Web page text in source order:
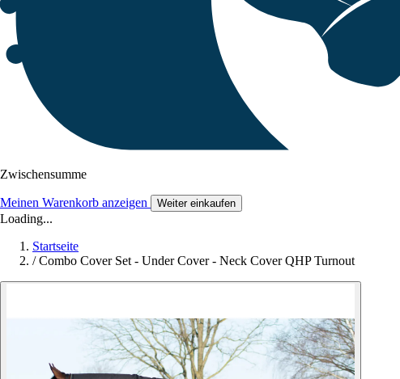
Zwischensumme
Meinen Warenkorb anzeigen Weiter einkaufen
Loading...
Startseite
/ Combo Cover Set - Under Cover - Neck Cover QHP Turnout